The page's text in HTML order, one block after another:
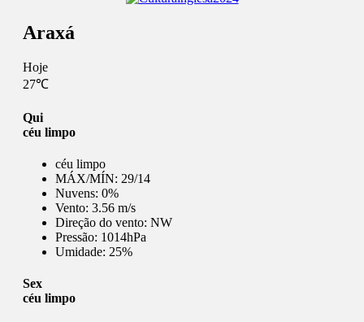
Araxá
Hoje
27℃
Qui
céu limpo
céu limpo
MÁX/MÍN: 29/14
Nuvens: 0%
Vento: 3.56 m/s
Direção do vento: NW
Pressão: 1014hPa
Umidade: 25%
Sex
céu limpo